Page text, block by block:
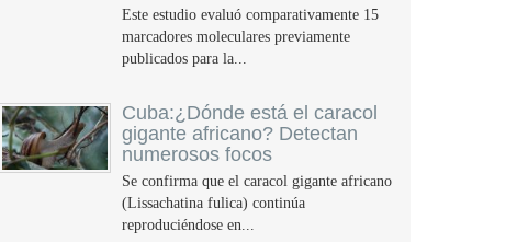
Este estudio evaluó comparativamente 15
marcadores moleculares previamente
publicados para la...
Cuba:¿Dónde está el caracol
gigante africano? Detectan
numerosos focos
Se confirma que el caracol gigante africano
(Lissachatina fulica) continúa
reproduciéndose en...